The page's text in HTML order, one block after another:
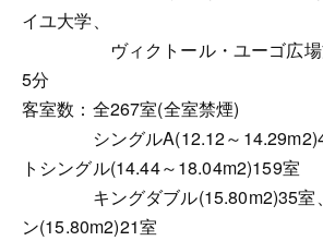
イユ大学、
ヴィクトール・ユーゴ広場方
5分
客室数：全267室(全室禁煙)
シングルA(12.12～
トシングル(14.44～18.04m2)159室
キングダブル(15.80m2)35室、
ン(15.80m2)21室